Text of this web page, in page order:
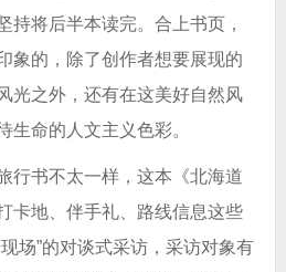
持将后半本读完。合上书页，
象的，除了创作者想要展现的
光之外，还有在这美好自然风
生命的人文主义色彩。
行书不太一样，这本《北海道
卡地、伴手礼、路线信息这些
场”的对谈式采访，采访对象有